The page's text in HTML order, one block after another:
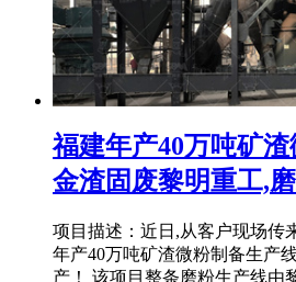
福建年产40万吨矿
金渣固废黎明重工,
项目描述：近日,从客户现场传
年产40万吨矿渣微粉制备生产
产！ 该项目整条磨粉生产线由